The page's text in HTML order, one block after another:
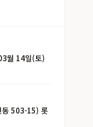
월 14일(토)
동 503-15) 롯